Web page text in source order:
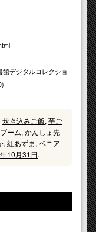
館デジタルコレクショ
炊き込みご飯, 芋ご
ーム, かんしょ先
, 紅あずま , ベニア
10月31日.